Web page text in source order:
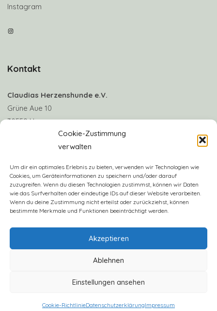
Cookie-Zustimmung
verwalten
Um dir ein optimales Erlebnis zu bieten, verwenden wir Technologien wie
Cookies, um Geräteinformationen zu speichern und/oder darauf
zuzugreifen. Wenn du diesen Technologien zustimmst, können wir Daten
wie das Surfverhalten oder eindeutige IDs auf dieser Website verarbeiten.
Wenn du deine Zustimmung nicht erteilst oder zurückziehst, können
bestimmte Merkmale und Funktionen beeinträchtigt werden.
Akzeptieren
Ablehnen
Einstellungen ansehen
Cookie-RichtlinieDatenschutzerklärungImpressum
Instagram
Instagram
Kontakt
Claudias Herzenshunde e.V.
Grüne Aue 10
30559 Hannover
Telefon: +49 170 8063922
Vereinskonto: Deutsche Skatbank
IBAN: DE57 8306 5408 0005 3406 16
BIC: GENODEF1SLR